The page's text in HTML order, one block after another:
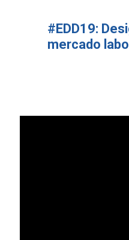
#EDD19:
mercado